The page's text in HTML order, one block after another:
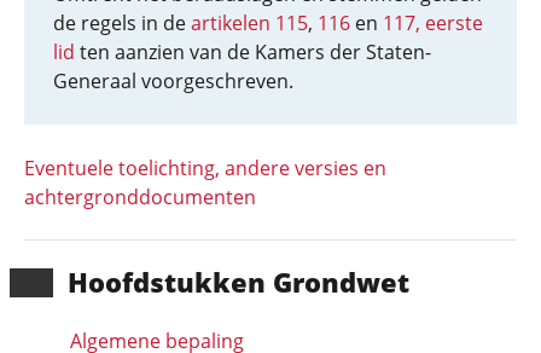
Hoofd­stukken Grondwet
Algemene bepaling
de regels in deartikelen 115, 116 en 117, eerste
lid ten aanzien van de Kamers der Staten-
Generaal voorgeschreven.
Eventuele toelichting, andere versies en
achtergronddocumenten